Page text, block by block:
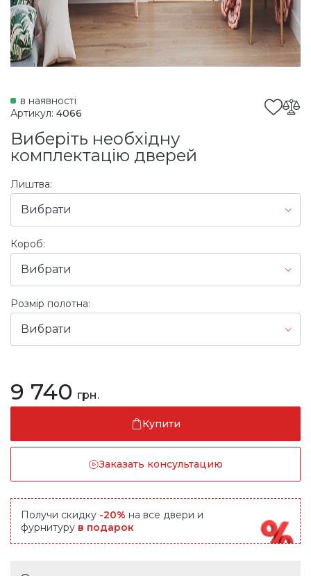
в наявності
Артикул: 4066
Виберіть необхідну
комплектацію дверей
Лиштва:
Вибрати
Короб:
Вибрати
Розмір полотна:
Вибрати
9 740 грн.
Купити
Заказать консультацию
Получи скидку -20% на все двери и
фурнитуру в подарок